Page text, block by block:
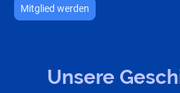
Mitglied werden
Unsere